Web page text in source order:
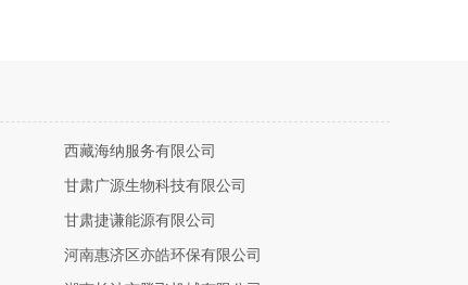
西藏海纳服务有限公司
甘肃广源生物科技有限公司
甘肃捷谦能源有限公司
河南惠济区亦皓环保有限公司